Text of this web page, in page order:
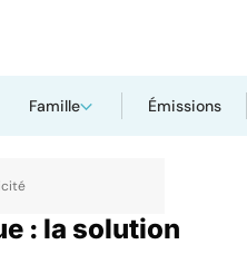
Famille Émissions
: la solution